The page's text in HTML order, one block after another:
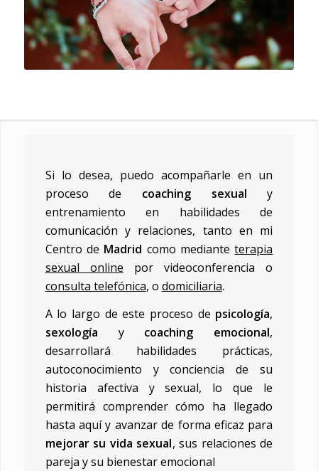
Si lo desea, puedo acompañarle en un
proceso de coaching sexual y
entrenamiento en habilidades de
comunicación y relaciones, tanto en mi
Centro de Madrid como medianteterapia
sexual online por videoconferencia o
consulta telefónica, o domiciliaria.
A lo largo de este proceso de psicología,
sexología y coaching emocional,
desarrollará habilidades prácticas,
autoconocimiento y conciencia de su
historia afectiva y sexual, lo que le
permitirá comprender cómo ha llegado
hasta aquí y avanzar de forma eficaz para
mejorar su vida sexual, sus relaciones de
pareja y su bienestar emocional